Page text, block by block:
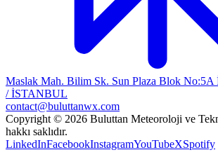
Maslak Mah. Bilim Sk. Sun Plaza Blok No:5A
/ İSTANBUL
contact@buluttanwx.com
Copyright © 2026 Buluttan Meteoroloji ve
hakkı saklıdır.
LinkedInFacebookInstagramYouTubeXSpotify